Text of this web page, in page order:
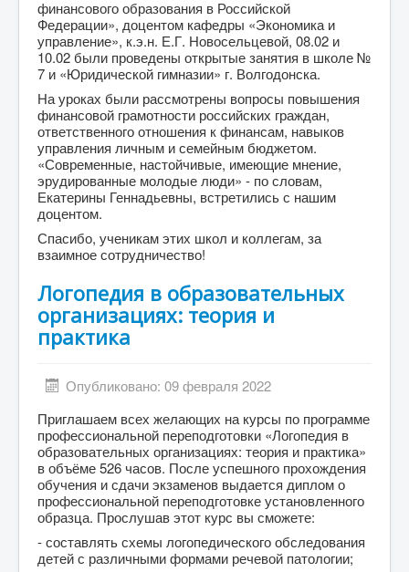
финансового образования в Российской
Федерации», доцентом кафедры «Экономика и
управление», к.э.н. Е.Г. Новосельцевой, 08.02 и
10.02 были проведены открытые занятия в школе №
7 и «Юридической гимназии» г. Волгодонска.
На уроках были рассмотрены вопросы повышения
финансовой грамотности российских граждан,
ответственного отношения к финансам, навыков
управления личным и семейным бюджетом.
«Современные, настойчивые, имеющие мнение,
эрудированные молодые люди» - по словам,
Екатерины Геннадьевны, встретились с нашим
доцентом.
Спасибо, ученикам этих школ и коллегам, за
взаимное сотрудничество!
Логопедия в образовательных
организациях: теория и
практика
Опубликовано: 09 февраля 2022
Приглашаем всех желающих на курсы по программе
профессиональной переподготовки «Логопедия в
образовательных организациях: теория и практика»
в объёме 526 часов. После успешного прохождения
обучения и сдачи экзаменов выдается диплом о
профессиональной переподготовке установленного
образца. Прослушав этот курс вы сможете:
- составлять схемы логопедического обследования
детей с различными формами речевой патологии;